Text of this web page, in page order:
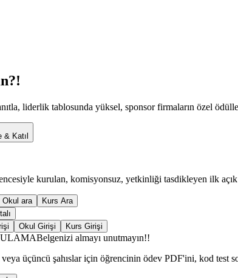
liderlik tablosunda yüksel, sponsor firmaların özel
& Katıl
kurulan, komisyonsuz, yetkinliği tasdikleyen ilk
Okul ara Kurs Ara
Okul Girişi Kurs Girişi
Belgenizi almayı unutmayın!!
üçüncü şahıslar için öğrencinin ödev PDF'ini, kod test